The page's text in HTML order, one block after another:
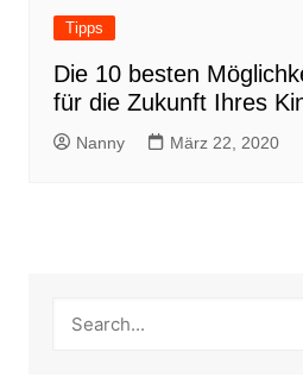
Tipps
Die 10 besten
für die Zukunft Ihres
Nanny März 22, 2020